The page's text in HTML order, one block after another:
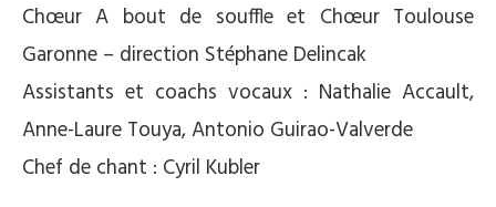
Chœur A bout de souffle et Chœur Toulouse
Garonne – direction Stéphane Delincak
Assistants et coachs vocaux : Nathalie Accault,
Anne-Laure Touya, Antonio Guirao-Valverde
Chef de chant : Cyril Kubler